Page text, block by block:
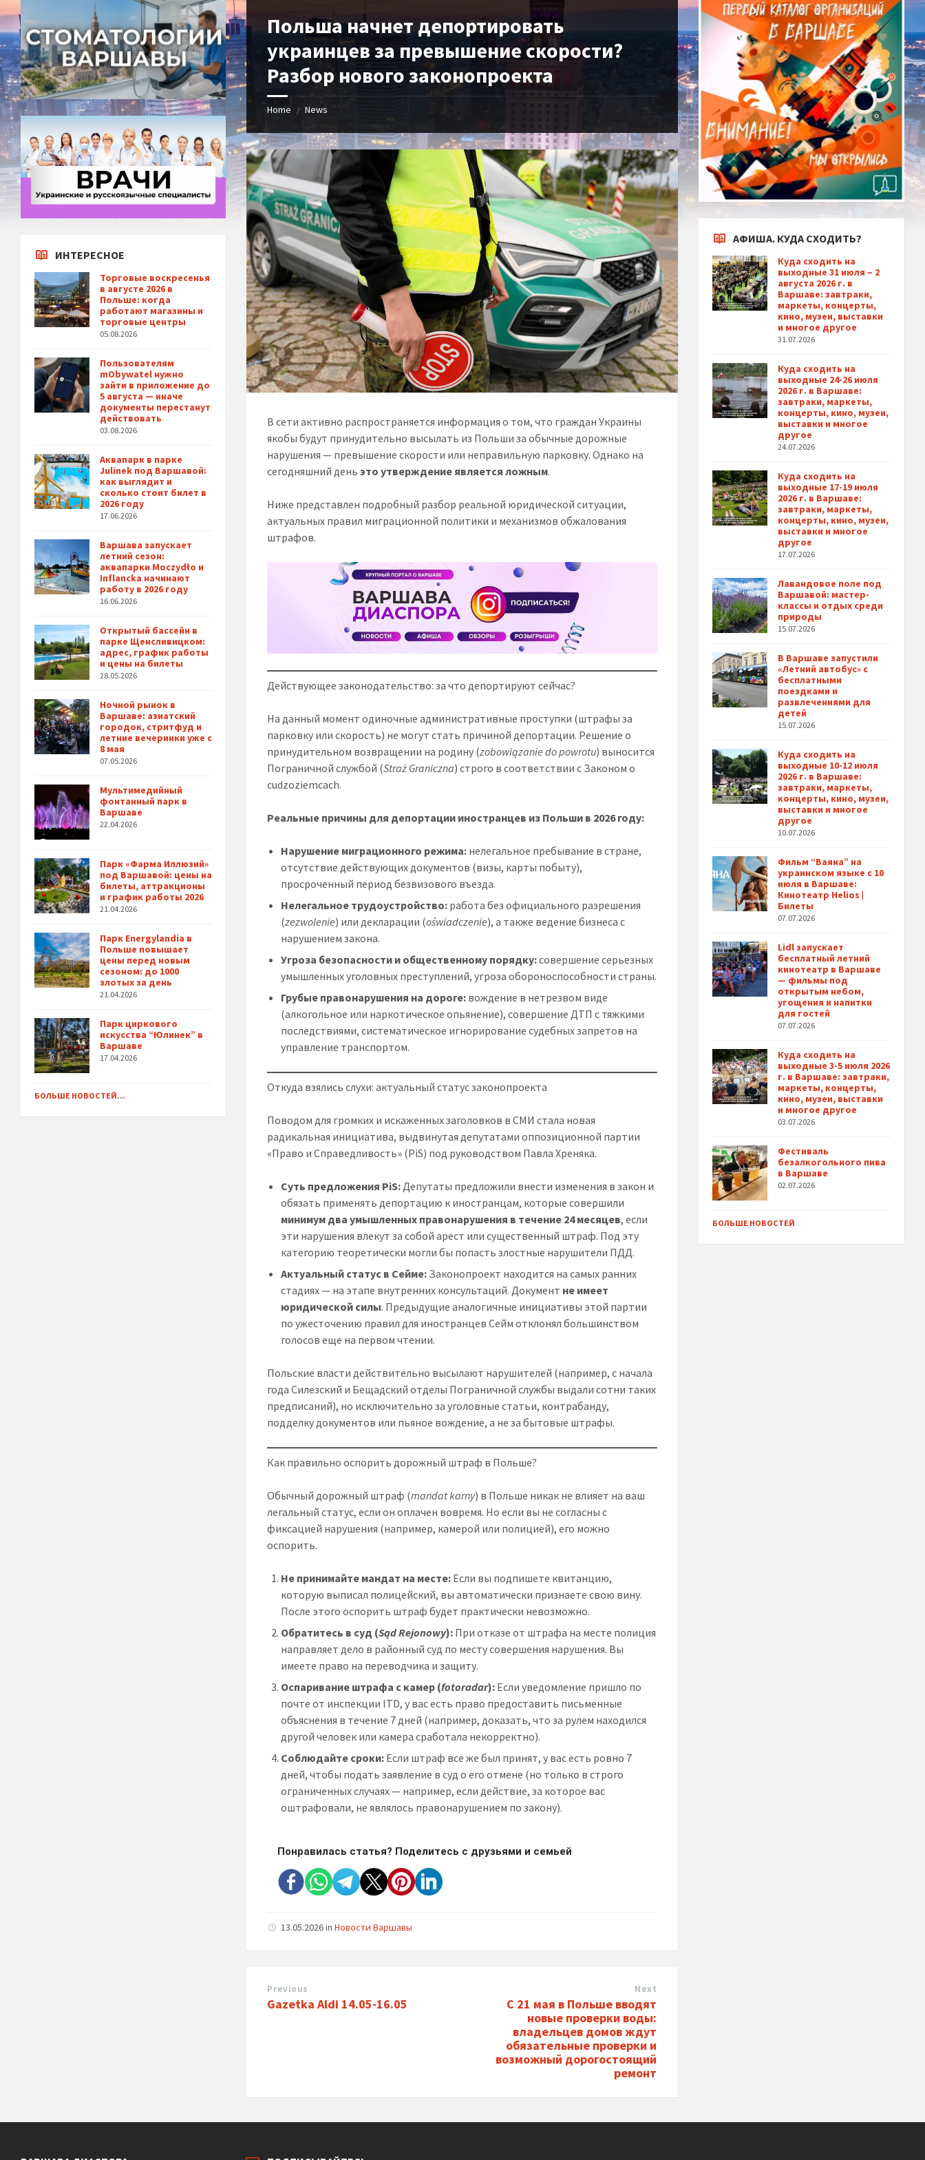
Польша начнет депортировать
украинцев за превышение скорости?
Разбор нового законопроекта
Home / News
В сети активно распространяется информация о том, что граждан Украины
якобы будут принудительно высылать из Польши за обычные дорожные
нарушения — превышение скорости или неправильную парковку. Однако на
сегодняшний деньэто утверждение является ложным.
Ниже представлен подробный разбор реальной юридической ситуации,
актуальных правил миграционной политики и механизмов обжалования
штрафов.
Действующее законодательство: за что депортируют сейчас?
На данный момент одиночные административные проступки (штрафы за
парковку или скорость) не могут стать причиной депортации. Решение о
принудительном возвращении на родину (zobowiązanie do powrotu) выносится
Пограничной службой (Straż Graniczna) строго в соответствии с Законом о
cudzoziemcach.
Реальные причины для депортации иностранцев из Польши в 2026 году:
Нарушение миграционного режима: нелегальное пребывание в стране,
отсутствие действующих документов (визы, карты побыту),
просроченный период безвизового въезда.
Нелегальное трудоустройство: работа без официального разрешения
(zezwolenie) или декларации (oświadczenie), а также ведение бизнеса с
нарушением закона.
Угроза безопасности и общественному порядку:совершение серьезных
умышленных уголовных преступлений, угроза обороноспособности страны.
Грубые правонарушения на дороге: вождение в нетрезвом виде
(алкогольное или наркотическое опьянение), совершение ДТП с тяжкими
последствиями, систематическое игнорирование судебных запретов на
управление транспортом.
Откуда взялись слухи: актуальный статус законопроекта
Поводом для громких и искаженных заголовков в СМИ стала новая
радикальная инициатива, выдвинутая депутатами оппозиционной партии
«Право и Справедливость» (PiS) под руководством Павла Хреняка.
Суть предложения PiS: Депутаты предложили внести изменения в закон и
обязать применять депортацию к иностранцам, которые совершили
минимум два умышленных правонарушения в течение 24 месяцев, если
эти нарушения влекут за собой арест или существенный штраф. Под эту
категорию теоретически могли бы попасть злостные нарушители ПДД.
Актуальный статус в Сейме: Законопроект находится на самых ранних
стадиях — на этапе внутренних консультаций. Документ не имеет
юридической силы. Предыдущие аналогичные инициативы этой партии
по ужесточению правил для иностранцев Сейм отклонял большинством
голосов еще на первом чтении.
Польские власти действительно высылают нарушителей (например, с начала
года Силезский и Бещадский отделы Пограничной службы выдали сотни таких
предписаний), но исключительно за уголовные статьи, контрабанду,
подделку документов или пьяное вождение, а не за бытовые штрафы.
Как правильно оспорить дорожный штраф в Польше?
Обычный дорожный штраф (mandat karny) в Польше никак не влияет на ваш
легальный статус, если он оплачен вовремя. Но если вы не согласны с
фиксацией нарушения (например, камерой или полицией), его можно
оспорить.
Не принимайте мандат на месте: Если вы подпишете квитанцию,
которую выписал полицейский, вы автоматически признаете свою вину.
После этого оспорить штраф будет практически невозможно.
Обратитесь в суд (Sąd Rejonowy): При отказе от штрафа на месте полиция
направляет дело в районный суд по месту совершения нарушения. Вы
имеете право на переводчика и защиту.
Оспаривание штрафа с камер (fotoradar): Если уведомление пришло по
почте от инспекции ITD, у вас есть право предоставить письменные
объяснения в течение 7 дней (например, доказать, что за рулем находился
другой человек или камера сработала некорректно).
Соблюдайте сроки: Если штраф все же был принят, у вас есть ровно 7
дней, чтобы подать заявление в суд о его отмене (но только в строго
ограниченных случаях — например, если действие, за которое вас
оштрафовали, не являлось правонарушением по закону).
Понравилась статья? Поделитесь с друзьями и семьей
13.05.2026inНовости Варшавы
Previous
Gazetka Aldi 14.05-16.05
Next
С 21 мая в Польше вводят
новые проверки воды:
владельцев домов ждут
обязательные проверки и
возможный дорогостоящий
ремонт
ИНТЕРЕСНОЕ
Торговые воскресенья
в августе 2026 в
Польше: когда
работают магазины и
торговые центры
05.08.2026
Пользователям
mObywatel нужно
зайти в приложение до
5 августа — иначе
документы перестанут
действовать
03.08.2026
Аквапарк в парке
Julinek под Варшавой:
как выглядит и
сколько стоит билет в
2026 году
17.06.2026
Варшава запускает
летний сезон:
аквапарки Moczydło и
Inflancka начинают
работу в 2026 году
16.06.2026
Открытый бассейн в
парке Щенсливицком:
адрес, график работы
и цены на билеты
28.05.2026
Ночной рынок в
Варшаве: азиатский
городок, стритфуд и
летние вечеринки уже с
8 мая
07.05.2026
Мультимедийный
фонтанный парк в
Варшаве
22.04.2026
Парк «Фарма Иллюзий»
под Варшавой: цены на
билеты, аттракционы
и график работы 2026
21.04.2026
Парк Energylandia в
Польше повышает
цены перед новым
сезоном: до 1000
злотых за день
21.04.2026
Парк циркового
искусства “Юлинек” в
Варшаве
17.04.2026
БОЛЬШЕ НОВОСТЕЙ...
АФИША. КУДА СХОДИТЬ?
Куда сходить на
выходные 31 июля – 2
августа 2026 г. в
Варшаве: завтраки,
маркеты, концерты,
кино, музеи, выставки
и многое другое
31.07.2026
Куда сходить на
выходные 24-26 июля
2026 г. в Варшаве:
завтраки, маркеты,
концерты, кино, музеи,
выставки и многое
другое
24.07.2026
Куда сходить на
выходные 17-19 июля
2026 г. в Варшаве:
завтраки, маркеты,
концерты, кино, музеи,
выставки и многое
другое
17.07.2026
Лавандовое поле под
Варшавой: мастер-
классы и отдых среди
природы
15.07.2026
В Варшаве запустили
«Летний автобус» с
бесплатными
поездками и
развлечениями для
детей
15.07.2026
Куда сходить на
выходные 10-12 июля
2026 г. в Варшаве:
завтраки, маркеты,
концерты, кино, музеи,
выставки и многое
другое
10.07.2026
Фильм “Ваяна” на
украинском языке с 10
июля в Варшаве:
Кинотеатр Helios |
Билеты
07.07.2026
Lidl запускает
бесплатный летний
кинотеатр в Варшаве
— фильмы под
открытым небом,
угощения и напитки
для гостей
07.07.2026
Куда сходить на
выходные 3-5 июля 2026
г. в Варшаве: завтраки,
маркеты, концерты,
кино, музеи, выставки
и многое другое
03.07.2026
Фестиваль
безалкогольного пива
в Варшаве
02.07.2026
БОЛЬШЕ НОВОСТЕЙ